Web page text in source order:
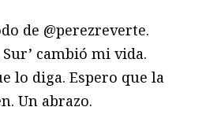
de @perezreverte.
Sur’ cambió mi vida.
lo diga. Espero que la
Un abrazo.